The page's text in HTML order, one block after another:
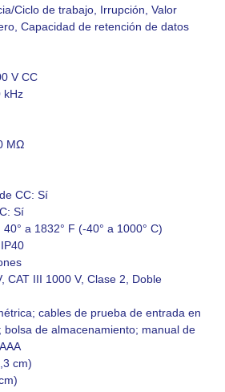
Ciclo de trabajo, Irrupción, Valor
Capacidad de retención de datos
V CC
kHz
MΩ
CC: Sí
Sí
40° a 1832° F (-40° a 1000° C)
IP40
CAT III 1000 V, Clase 2, Doble
cables de prueba de entrada en
de almacenamiento; manual de
cm)